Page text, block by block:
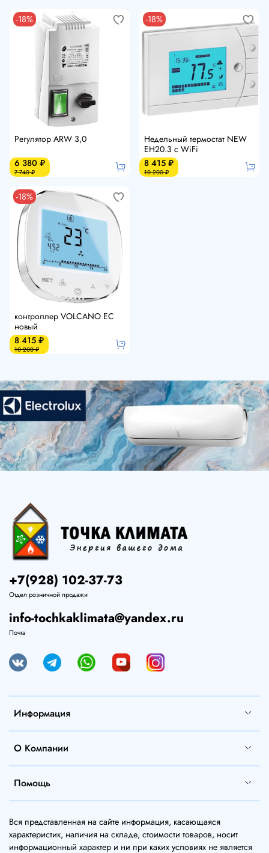
-18%
Регулятор ARW 3,0
6 380 ₽
7 740 ₽
-18%
Недельный термостат NEW
EH20.3 c WiFi
8 415 ₽
10 200 ₽
-18%
контроллер VOLCANO EC
новый
8 415 ₽
10 200 ₽
Информация
О Компании
Помощь
+7(928) 102-37-73
Отдел розничной продажи
info-tochkaklimata@yandex.ru
Почта
Вся представленная на сайте информация, касающаяся
характеристик, наличия на складе, стоимости товаров, носит
информационный характер и ни при каких условиях не является